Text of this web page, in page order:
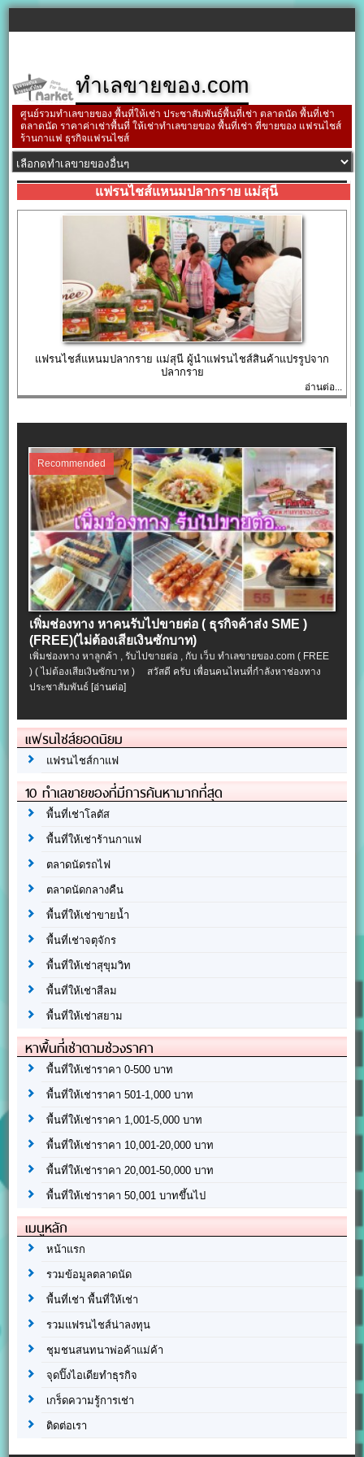
ทำเลขายของ.com
ศูนย์รวมทำเลขายของ พื้นที่ให้เช่า ประชาสัมพันธ์พื้นที่เช่า ตลาดนัด พื้นที่เช่า
ตลาดนัด ราคาค่าเช่าพื้นที่ ให้เช่าทำเลขายของ พื้นที่เช่า ที่ขายของ แฟรนไชส์
ร้านกาแฟ ธุรกิจแฟรนไชส์
แฟรนไชส์แหนมปลากราย แม่สุนี
แฟรนไชส์แหนมปลากราย แม่สุนี ผู้นำแฟรนไชส์สินค้าแปรรูปจาก
ปลากราย
อ่านต่อ...
Recommended
เพิ่มช่องทาง หาคนรับไปขายต่อ ( ธุรกิจค้าส่ง SME )
(FREE)(ไม่ต้องเสียเงินซักบาท)
เพิ่มช่องทาง หาลูกค้า , รับไปขายต่อ , กับ เว็บ ทำเลขายของ.com ( FREE
) ( ไม่ต้องเสียเงินซักบาท ) สวัสดี ครับ เพื่อนคนไหนที่กำลังหาช่องทาง
ประชาสัมพันธ์[อ่านต่อ]
แฟรนไชส์ยอดนิยม
แฟรนไชส์กาแฟ
10 ทำเลขายของที่มีการค้นหามากที่สุด
พื้นที่เช่าโลตัส
พื้นที่ให้เช่าร้านกาแฟ
ตลาดนัดรถไฟ
ตลาดนัดกลางคืน
พื้นที่ให้เช่าขายน้ำ
พื้นที่เช่าจตุจักร
พื้นที่ให้เช่าสุขุมวิท
พื้นที่ให้เช่าสีลม
พื้นที่ให้เช่าสยาม
หาพื้นที่เช่าตามช่วงราคา
พื้นที่ให้เช่าราคา 0-500 บาท
พื้นที่ให้เช่าราคา 501-1,000 บาท
พื้นที่ให้เช่าราคา 1,001-5,000 บาท
พื้นที่ให้เช่าราคา 10,001-20,000 บาท
พื้นที่ให้เช่าราคา 20,001-50,000 บาท
พื้นที่ให้เช่าราคา 50,001 บาทขึ้นไป
เมนูหลัก
หน้าแรก
รวมข้อมูลตลาดนัด
พื้นที่เช่า พื้นที่ให้เช่า
รวมแฟรนไชส์น่าลงทุน
ชุมชนสนทนาพ่อค้าแม่ค้า
จุดปิ๊งไอเดียทำธุรกิจ
เกร็ดความรู้การเช่า
ติดต่อเรา